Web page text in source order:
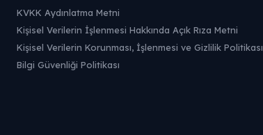
KVKK Aydınlatma Metni
Kişisel Verilerin İşlenmesi Hakkında Açık Rıza Metni
Kişisel Verilerin Korunması, İşlenmesi ve Gizlilik Politikası
Bilgi Güvenliği Politikası